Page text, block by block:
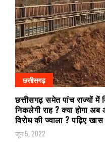
छत्तीसगढ़
छत्तीसगढ़ समेत पांच
निकलेगी राह ? क्या होगा
विरोध की ज्वाला ? पढ़िए
जून 5, 2022